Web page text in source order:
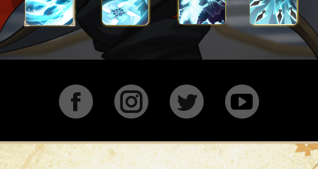
FacebookInstagram
Twitter